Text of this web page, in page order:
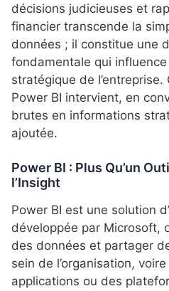
décisions judicieuses et
financier transcende la
données ; il constitue une
fondamentale qui
stratégique de l’entreprise.
Power BI intervient, en
brutes en informations
ajoutée.
Power BI : Plus Qu’un
l’Insight
Power BI est une solution
développée par Microsoft,
des données et partager
sein de l’organisation,
applications ou des